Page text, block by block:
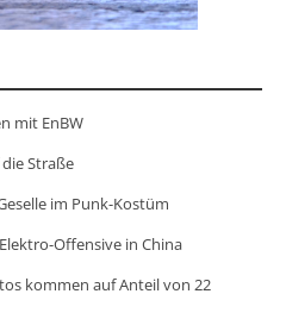
mit EnBW
Straße
im Punk-Kostüm
Offensive in China
kommen auf Anteil von 22